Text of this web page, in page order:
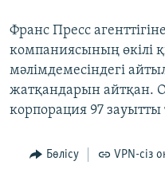
Франс Пресс
компаниясының өкілі
мәлімдемесіндегі
жатқандарын айтқан.
корпорация 97 зауытты
Бөлісу VPN-сіз